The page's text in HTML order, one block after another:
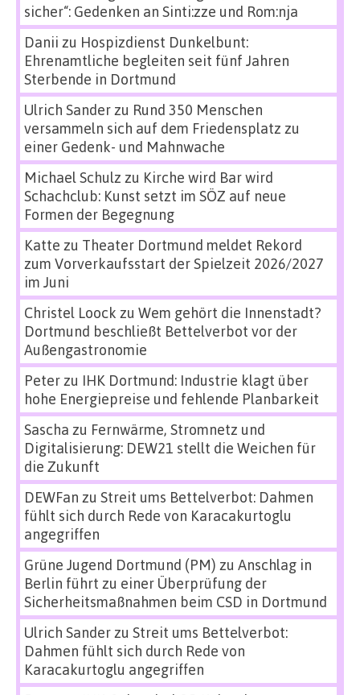
sicher“: Gedenken an Sinti:zze und Rom:nja
Danii zu Hospizdienst Dunkelbunt:
Ehrenamtliche begleiten seit fünf Jahren
Sterbende in Dortmund
Ulrich Sanderzu Rund 350 Menschen
versammeln sich auf dem Friedensplatz zu
einer Gedenk- und Mahnwache
Michael Schulz zu Kirche wird Bar wird
Schachclub: Kunst setzt im SÖZ auf neue
Formen der Begegnung
Katte zu Theater Dortmund meldet Rekord
zum Vorverkaufsstart der Spielzeit 2026/2027
im Juni
Christel Loock zu Wem gehört die Innenstadt?
Dortmund beschließt Bettelverbot vor der
Außengastronomie
Peterzu IHK Dortmund: Industrie klagt über
hohe Energiepreise und fehlende Planbarkeit
Sascha zu Fernwärme, Stromnetz und
Digitalisierung: DEW21 stellt die Weichen für
die Zukunft
DEWFan zu Streit ums Bettelverbot: Dahmen
fühlt sich durch Rede von Karacakurtoglu
angegriffen
Grüne Jugend Dortmund (PM) zu Anschlag in
Berlin führt zu einer Überprüfung der
Sicherheitsmaßnahmen beim CSD in Dortmund
Ulrich Sanderzu Streit ums Bettelverbot:
Dahmen fühlt sich durch Rede von
Karacakurtoglu angegriffen